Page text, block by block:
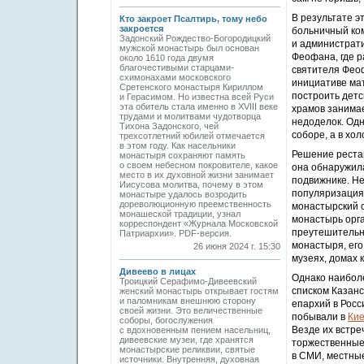
Кто закроет Псалтирь, тому небо
закроется
Задонский Рождество-Богородицкий
мужской монастырь был основан
около 1610 года двумя
благочестивыми старцами-
схимонахами московского
Сретенского монастыря Кириллом
и Герасимом. Но известна всей Руси
эта обитель стала именно в XVIII веке
трудами и молитвами чудотворца
Тихона Задонского, чей
трехсотлетний юбилей отмечается
в этом году. Как насельники
монастыря сохраняют память
о своем небесном покровителе, какое
место в их духовной жизни занимает
Иисусова молитва, почему в этом
монастыре удалось возродить
дореволюционную преемственность
монашеской традиции, узнал
корреспондент «Журнала Московской
Патриархии». PDF-версия.
26 июня 2024 г. 15:30
Дивеево в лицах
Троицкий Серафимо-Дивеевский
женский монастырь открывает гостям
и паломникам внешнюю сторону
своей жизни. Это величественные
соборы, богослужения
с вдохновенным пением насельниц,
дивеевские музеи, где хранятся
монастырские реликвии, святые
источники. Внутренняя, духовная
В результате
больничный
и
Феофана, где
святителя
инициативе
построить
храмов
недоделок.
соборе, а в
Решение
она
подвижнике.
монастырский
монастырь
монастыря,
музеях, домах
Однако
списком
епархий в
побывали в
Везде их
в СМИ,